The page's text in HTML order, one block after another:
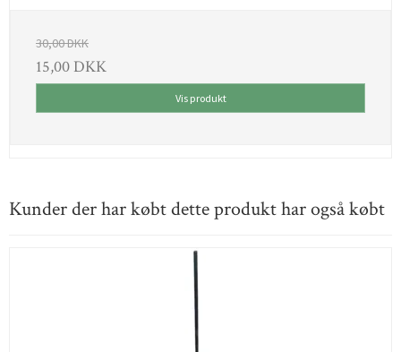
30,00 DKK
15,00 DKK
Vis produkt
Kunder der har købt dette produkt har også købt